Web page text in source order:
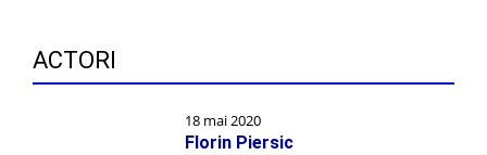
ACTORI
18 mai 2020
Florin Piersic